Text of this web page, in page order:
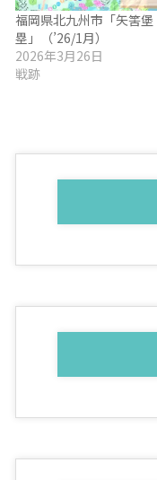
福岡県北九州市「矢筈堡
塁」（’26/1月）
2026年3月26日
戦跡